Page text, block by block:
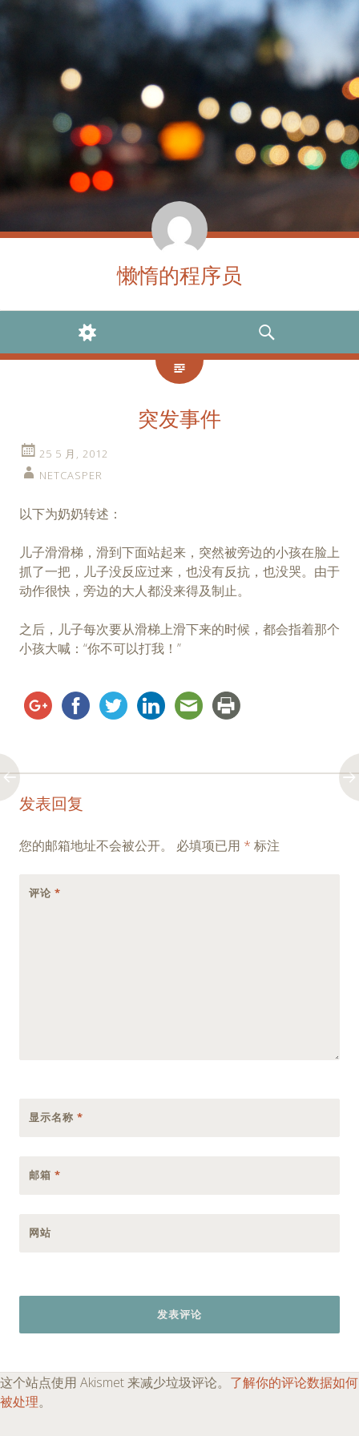
懒惰的程序员
WIDGETS
SEARCH
突发事件
25 5 月, 2012
NETCASPER
以下为奶奶转述：
儿子滑滑梯，滑到下面站起来，突然被旁边的小孩在脸上
抓了一把，儿子没反应过来，也没有反抗，也没哭。由于
动作很快，旁边的大人都没来得及制止。
之后，儿子每次要从滑梯上滑下来的时候，都会指着那个
小孩大喊：“你不可以打我！”
Post
navigation
←
→
发表回复
您的邮箱地址不会被公开。 必填项已用 * 标注
评论 *
显示名称 *
邮箱 *
网站
这个站点使用 Akismet 来减少垃圾评论。 了解你的评论数据如何
被处理。